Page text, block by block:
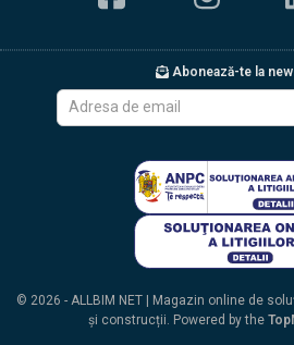
Abonează-te la
© 2026 - ALLBIM NET | Magazin online de
și construcții. Powered by the